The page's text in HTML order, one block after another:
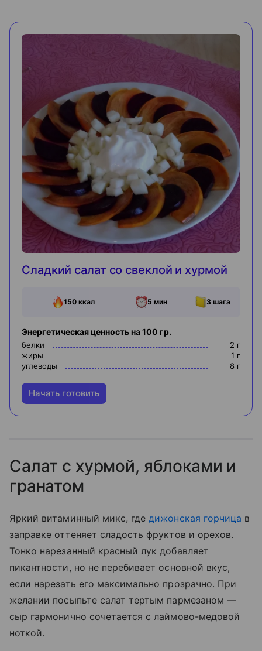
Сладкий салат со свеклой и хурмой
150ккал 5 мин 3 шага
Энергетическая ценность на 100 гр.
белки 2 г
жиры
1 г
углеводы
8 г
Начать готовить
Салат с хурмой, яблоками и
гранатом
Яркий витаминный микс, гдедижонская горчица в
заправке оттеняет сладость фруктов и орехов.
Тонко нарезанный красный лук добавляет
пикантности, но не перебивает основной вкус,
если нарезать его максимально прозрачно. При
желании посыпьте салат тертым пармезаном —
сыр гармонично сочетается с лаймово-медовой
ноткой.